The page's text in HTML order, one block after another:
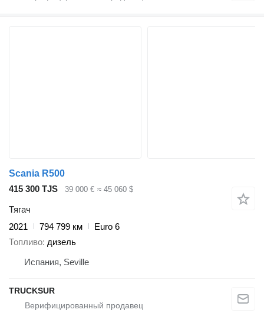
Scania R500
415 300 TJS
39 000 € ≈ 45 060 $
Тягач
2021
794 799 км
Euro 6
Топливо дизель
Испания, Seville
TRUCKSUR